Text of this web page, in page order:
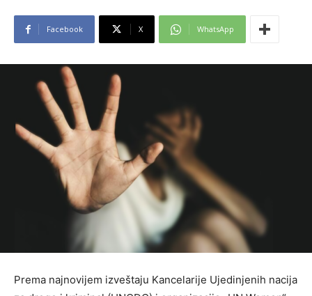
Facebook X WhatsApp
Prema najnovijem izveštaju Kancelarije Ujedinjenih nacija